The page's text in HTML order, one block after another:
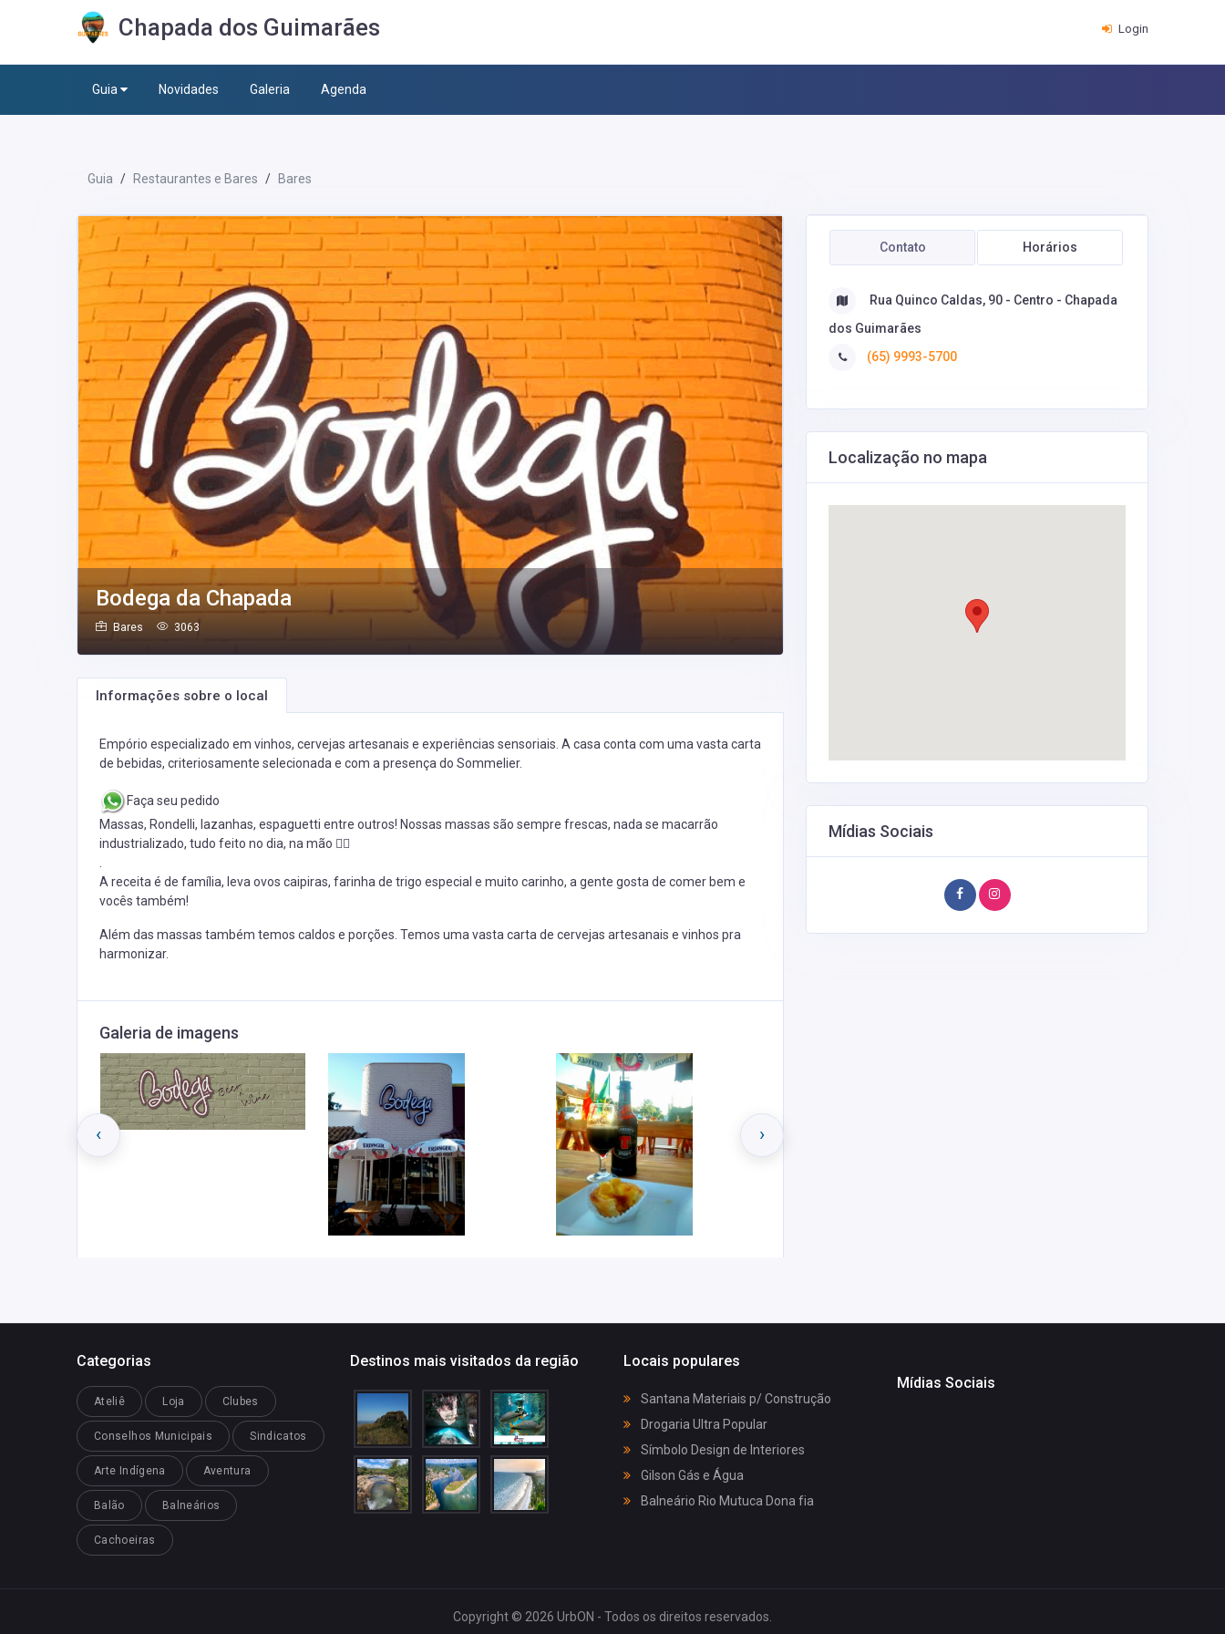
Chapada dos Guimarães Login
Guia Novidades Galeria Agenda
Guia Restaurantes e Bares Bares
Bodega da Chapada
Bares 3063
Informações sobre o local
Empório especializado em vinhos, cervejas artesanais e experiências sensoriais. A casa conta com uma vasta carta
de bebidas, criteriosamente selecionada e com a presença do Sommelier.
Faça seu pedido
Massas, Rondelli, lazanhas, espaguetti entre outros! Nossas massas são sempre frescas, nada se macarrão
industrializado, tudo feito no dia, na mão 👌🏻
A receita é de família, leva ovos caipiras, farinha de trigo especial e muito carinho, a gente gosta de comer bem e
vocês também!
Além das massas também temos caldos e porções. Temos uma vasta carta de cervejas artesanais e vinhos pra
harmonizar.
Galeria de imagens
‹ ›
Contato Horários
Rua Quinco Caldas, 90 - Centro - Chapada
dos Guimarães
(65) 9993-5700
Localização no mapa
Mídias Sociais
Categorias
Ateliê Loja Clubes
Conselhos Municipais Sindicatos
Arte Indígena Aventura
Balão Balneários
Cachoeiras
Destinos mais visitados da região Locais populares
Santana Materiais p/ Construção
Drogaria Ultra Popular
Símbolo Design de Interiores
Gilson Gás e Água
Balneário Rio Mutuca Dona fia
Mídias Sociais
Copyright © 2026 UrbON - Todos os direitos reservados.